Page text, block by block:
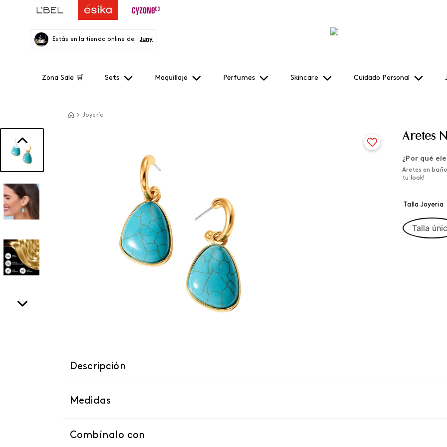
Estás en la tienda online de: Juny
Zona Sale 🛒 Sets Maquillaje Perfumes Skincare Cuidado Personal
Joyería
Aretes
¿Por qué
Aretes en
tu look!
Talla Joyeria
Talla
Descripción
Medidas
Combínalo con